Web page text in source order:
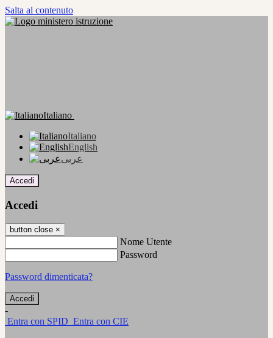
Salta al contenuto
Italiano
Italiano
English
عربى
Accedi
Accedi
button close ×
Nome Utente
Password
Password dimenticata?
-
Entra con SPID Entra con CIE